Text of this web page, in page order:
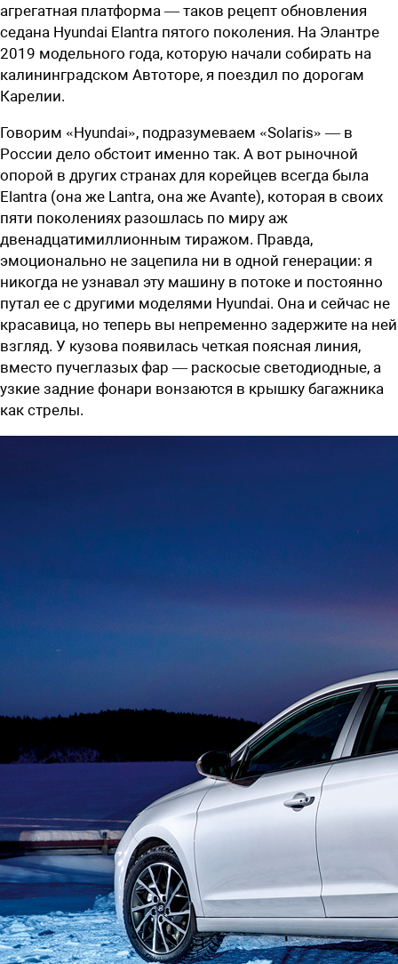
агрегатная платформа — таков рецепт обновления
седана Hyundai Elantra пятого поколения. На Элантре
2019 модельного года, которую начали собирать на
калининградском Автоторе, я поездил по дорогам
Карелии.
Говорим «Hyundai», подразумеваем «Solaris» — в
России дело обстоит именно так. А вот рыночной
опорой в других странах для корейцев всегда была
Elantra (она же Lantra, она же Avante), которая в своих
пяти поколениях разошлась по миру аж
двенадцатимиллионным тиражом. Правда,
эмоционально не зацепила ни в одной генерации: я
никогда не узнавал эту машину в потоке и постоянно
путал ее с другими моделями Hyundai. Она и сейчас не
красавица, но теперь вы непременно задержите на ней
взгляд. У кузова появилась четкая поясная линия,
вместо пучеглазых фар — раскосые светодиодные, а
узкие задние фонари вонзаются в крышку багажника
как стрелы.